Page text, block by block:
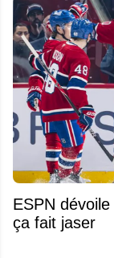
ESPN
ça fait jaser